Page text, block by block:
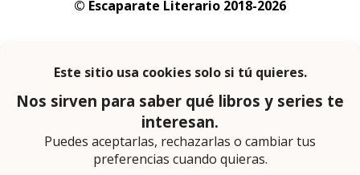
© Escaparate Literario 2018-2026
privacidad
En calidad de afiliado de Amazon obtengo
ingresos por las compras adscritas que